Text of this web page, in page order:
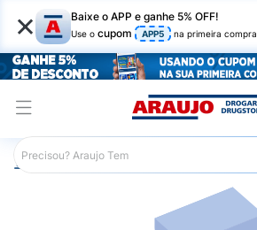
× Baixe o APP e ganhe 5% OFF!
Use o cupom APP5 na primeira compra
Araujo Medicamentos